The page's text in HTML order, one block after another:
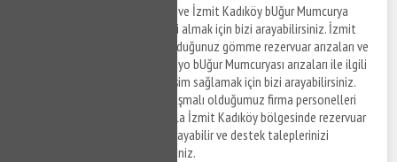
İzmit Kadıköy rezervuar tamiri ve İzmit Kadıköy bUğur Mumcurya
montaj hizmetleri ile ilgili bilgi almak için bizi arayabilirsiniz. İzmit
Kadıköy bölgesinde yaşamış olduğunuz gömme rezervuar arızaları ve
mutfak bUğur Mumcuryası, banyo bUğur Mumcuryası arızaları ile ilgili
hizmet almak ve detaylara erişim sağlamak için bizi arayabilirsiniz.
Mülklendirme ve detayları anlaşmalı olduğumuz firma personelleri
gerçekleştirmektedir. Dolayısıyla İzmit Kadıköy bölgesinde rezervuar
tamir desteği almak için bizi arayabilir ve destek taleplerinizi
anlaşmalı kurumlara iletebilirsiniz.